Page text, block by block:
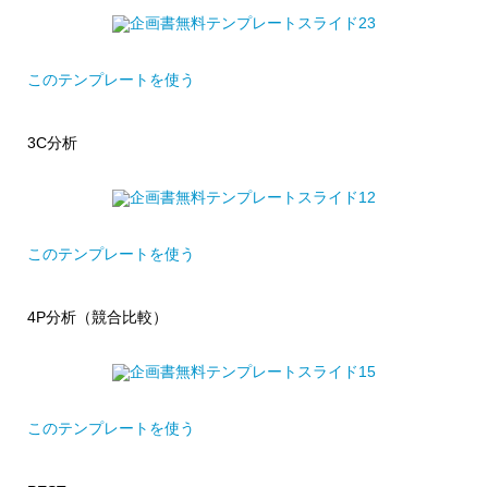
このテンプレートを使う
3C分析
このテンプレートを使う
4P分析（競合比較）
このテンプレートを使う